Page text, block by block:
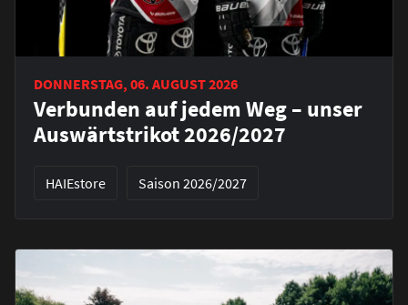
DONNERSTAG, 06. AUGUST 2026
Verbunden auf jedem Weg – unser
Auswärtstrikot 2026/2027
HAIEstore Saison 2026/2027